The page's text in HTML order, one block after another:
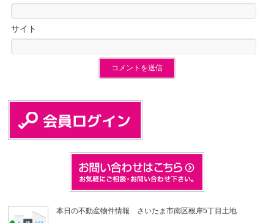
サイト
本日の不動産物件情報 さいたま市南区根岸5丁目土地